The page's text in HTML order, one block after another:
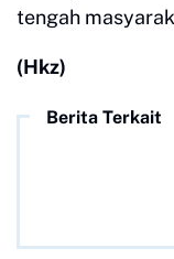
tengah
(Hkz)
Berita Terkait